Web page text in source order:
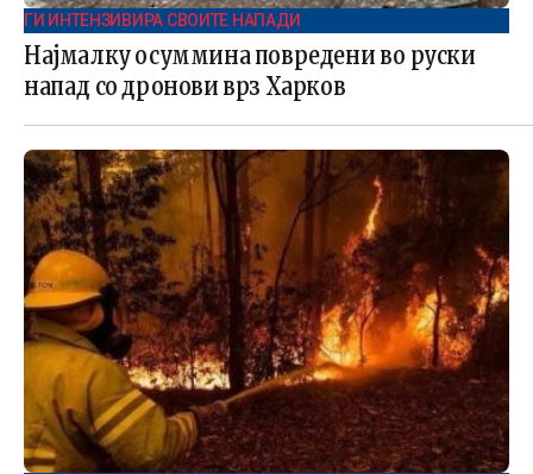
ГИ ИНТЕНЗИВИРА СВОИТЕ НАПАДИ
Најмалку осуммина повредени во руски
напад со дронови врз Харков